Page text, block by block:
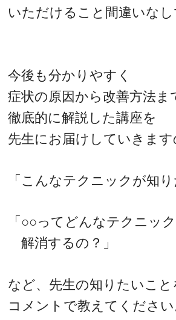
いただけること間違いなし
今後も分かりやすく
症状の原因から改善方法ま
徹底的に解説した講座を
先生にお届けしていきます
「こんなテクニックが知り
「○○ってどんなテクニッ
解消するの？」
など、先生の知りたいこと
コメントで教えてください